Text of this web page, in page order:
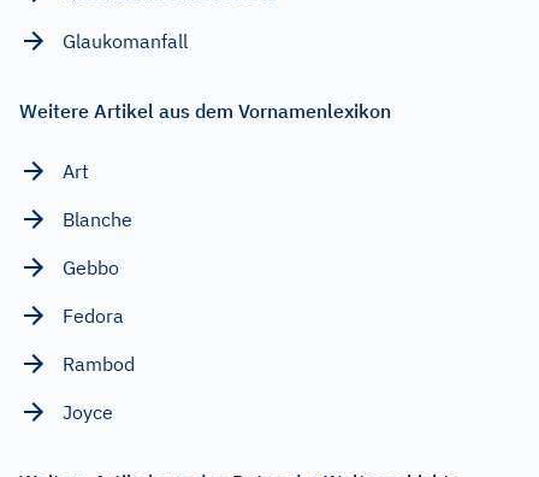
Glaukomanfall
Weitere Artikel aus dem Vornamenlexikon
Art
Blanche
Gebbo
Fedora
Rambod
Joyce